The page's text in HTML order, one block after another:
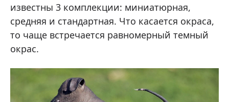
известны 3 комплекции: миниатюрная,
средняя и стандартная. Что касается окраса,
то чаще встречается равномерный темный
окрас.